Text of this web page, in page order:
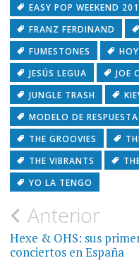
EASY POP WEEKEND
FRANZ FERDINAND
FUMESTONES
JESÚS LEGUA
JOE
JUNGLE TRASH
MODELO DE
THE GROOVIES
THE VIBRANTS
YO LA TENGO
Navegación
de
Anterior
Hexe & OHS: sus
conciertos en España